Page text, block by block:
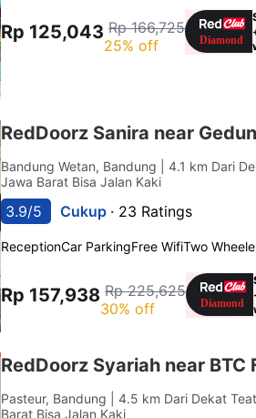
Rp 125,043 Rp 166,725
25% off
RedDoorz Sanira near
Bandung Wetan, Bandung
| 4.1 km Dari
Jawa Barat Bisa Jalan Kaki
3.9/5 Cukup · 23 Ratings
ReceptionCar ParkingFree WifiTwo
Rp 157,938 Rp 225,625
30% off
RedDoorz Syariah near BTC
Pasteur, Bandung
| 4.5 km Dari Dekat
Barat Bisa Jalan Kaki